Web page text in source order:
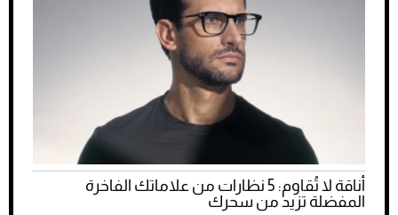
أناقة لا تُقاوم: 5 نظارات من علاماتك الفاخرة
المفضلة تزيد من سحرك